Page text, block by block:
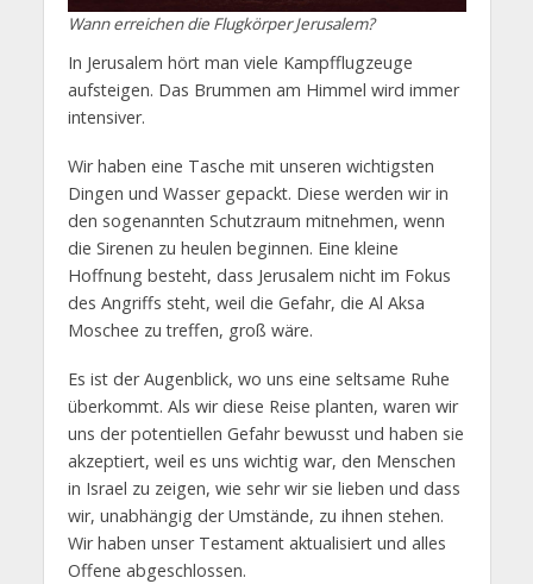
Wann erreichen die Flugkörper Jerusalem?
In Jerusalem hört man viele Kampfflugzeuge
aufsteigen. Das Brummen am Himmel wird immer
intensiver.
Wir haben eine Tasche mit unseren wichtigsten
Dingen und Wasser gepackt. Diese werden wir in
den sogenannten Schutzraum mitnehmen, wenn
die Sirenen zu heulen beginnen. Eine kleine
Hoffnung besteht, dass Jerusalem nicht im Fokus
des Angriffs steht, weil die Gefahr, die Al Aksa
Moschee zu treffen, groß wäre.
Es ist der Augenblick, wo uns eine seltsame Ruhe
überkommt. Als wir diese Reise planten, waren wir
uns der potentiellen Gefahr bewusst und haben sie
akzeptiert, weil es uns wichtig war, den Menschen
in Israel zu zeigen, wie sehr wir sie lieben und dass
wir, unabhängig der Umstände, zu ihnen stehen.
Wir haben unser Testament aktualisiert und alles
Offene abgeschlossen.